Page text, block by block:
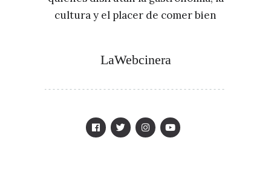
cultura y el placer de comer bien
LaWebcinera